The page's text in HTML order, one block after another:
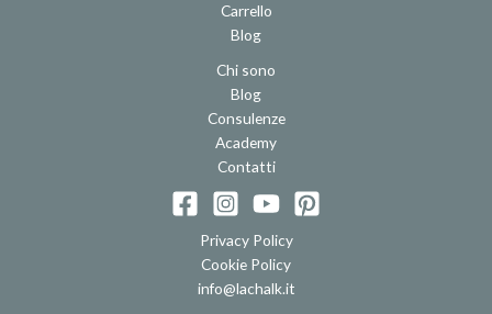
Carrello
Blog
Chi sono
Blog
Consulenze
Academy
Contatti
Privacy Policy
Cookie Policy
info@lachalk.it